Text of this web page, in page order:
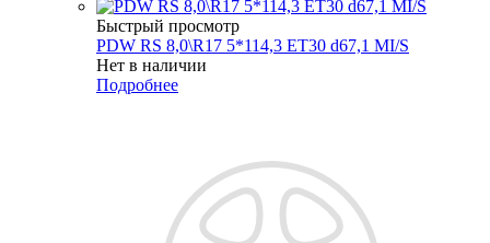
Быстрый просмотр
PDW RS 8,0\R17 5*114,3 ET30 d67,1 MI/S
Нет в наличии
Подробнее